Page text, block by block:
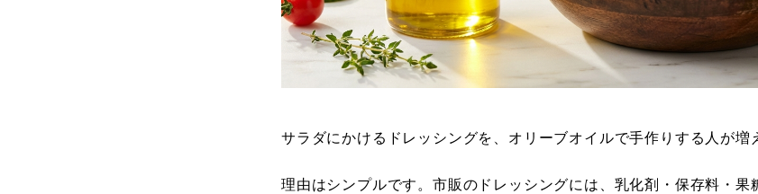
サラダにかけるドレッシングを、オリーブオイルで手作りする人が増
理由はシンプルです。市販のドレッシングには、乳化剤・保存料・果